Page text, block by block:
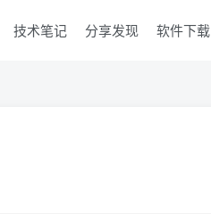
技术笔记 分享发现 软件下载